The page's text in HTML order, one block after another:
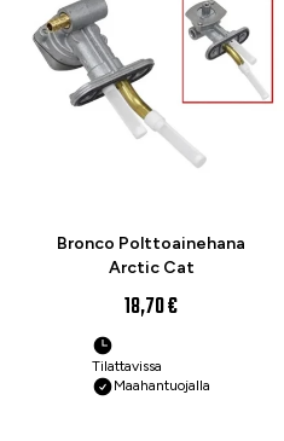
Bronco Polttoainehana
Arctic Cat
18,70 €
Tilattavissa
Maahantuojalla